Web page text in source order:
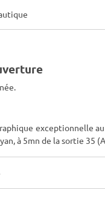
exceptionnelle
à 5mn de la sortie 35